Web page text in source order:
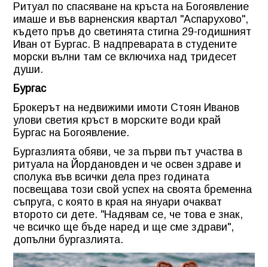
Ритуал по спасяване на кръста на Богоявление
имаше и във варненския квартал "Аспарухово",
където пръв до светинята стигна 29-годишният
Иван от Бургас. В надпреварата в студените
морски вълни там се включиха над тридесет
души.
Бургас
Брокерът на недвижими имоти Стоян Иванов
улови светия кръст в морските води край
Бургас на Богоявление.
Бургазлията обяви, че за първи път участва в
ритуала на Йордановден и че освен здраве и
сполука във всички дела през годината
посвещава този свой успех на своята бременна
съпруга, с която в края на януари очакват
второто си дете. "Надявам се, че това е знак,
че всичко ще бъде наред и ще сме здрави",
допълни бургазлията.